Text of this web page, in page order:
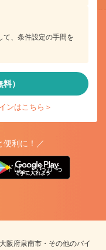
て、条件設定の手間を
）
ンはこちら＞
便利に！／
ドはこちらから
阪府泉南市・その他のバイ